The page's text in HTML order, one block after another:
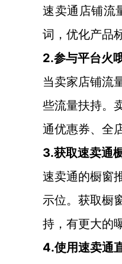
速卖通店铺流
词，优化产品
2.参与平台火
当卖家店铺流
些流量扶持。
通优惠券、全
3.获取速卖通
速卖通的橱窗
示位。获取橱
持，有更大的
4.使用速卖通